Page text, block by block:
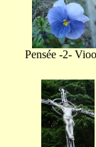
Pensée -2-